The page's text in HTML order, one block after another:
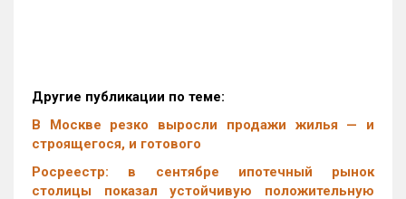
Другие публикации по теме:
В Москве резко выросли продажи жилья — и
строящегося, и готового
Росреестр: в сентябре ипотечный рынок
столицы показал устойчивую положительную